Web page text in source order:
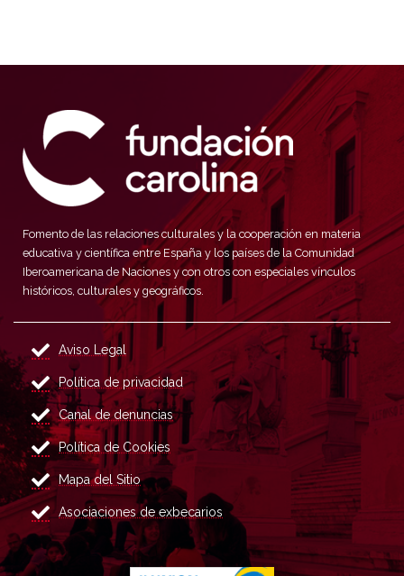
Fomento de las relaciones culturales y la cooperación en materia
educativa y científica entre España y los países de la Comunidad
Iberoamericana de Naciones y con otros con especiales vínculos
históricos, culturales y geográficos.
Aviso Legal
Política de privacidad
Canal de denuncias
Política de Cookies
Mapa del Sitio
Asociaciones de exbecarios